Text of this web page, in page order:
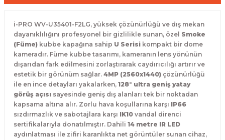
i-PRO WV-U35401-F2LG, yüksek çözünürlüğü ve dış mekan
dayanıklılığını profesyonel bir gizlilikle sunan, özel Smoke
(Füme) kubbe kapağına sahip U Serisi kompakt bir dome
kameradır. Füme kubbe tasarımı, kameranın lens yönünün
dışarıdan fark edilmesini zorlaştırarak caydırıcılığı artırır ve
estetik bir görünüm sağlar. 4MP (2560x1440) çözünürlüğü
ile en ince detayları yakalarken, 128° ultra geniş yatay
görüş açısı sayesinde geniş dış alanları tek bir noktadan
kapsama altına alır. Zorlu hava koşullarına karşı IP66
sızdırmazlık ve sabotajlara karşı IK10 vandal direnci
sertifikalarıyla donatılmıştır. Dahili 14 metre IR LED
aydınlatması ile zifiri karanlıkta net görüntüler sunan cihaz,